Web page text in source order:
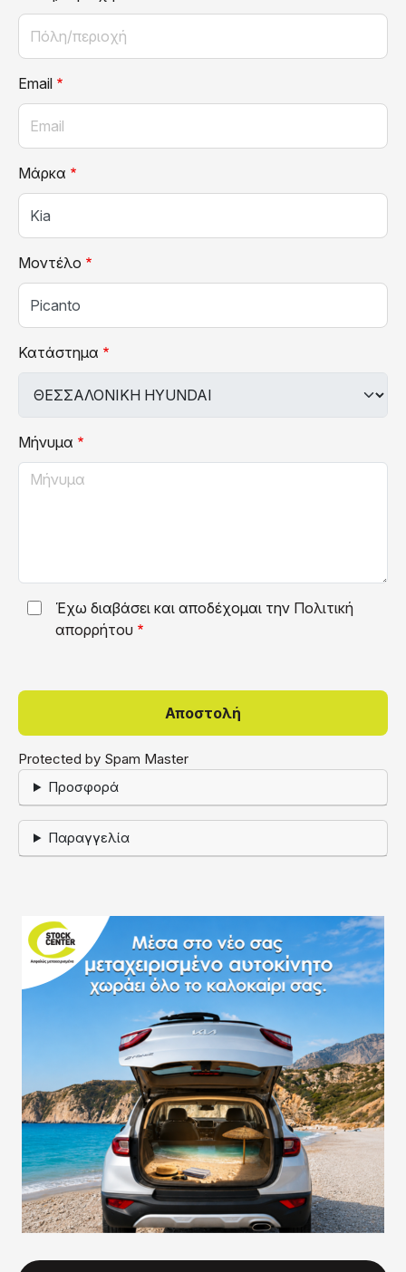
Email
Μάρκα
Μοντέλο
Κατάστημα
Μήνυμα
Έχω διαβάσει και αποδέχομαι την Πολιτική
απορρήτου
Protected by Spam Master
Προσφορά
Παραγγελία